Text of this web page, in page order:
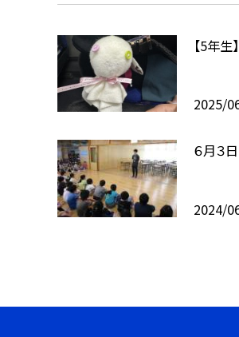
【5年生
2025/
６月３
2024/